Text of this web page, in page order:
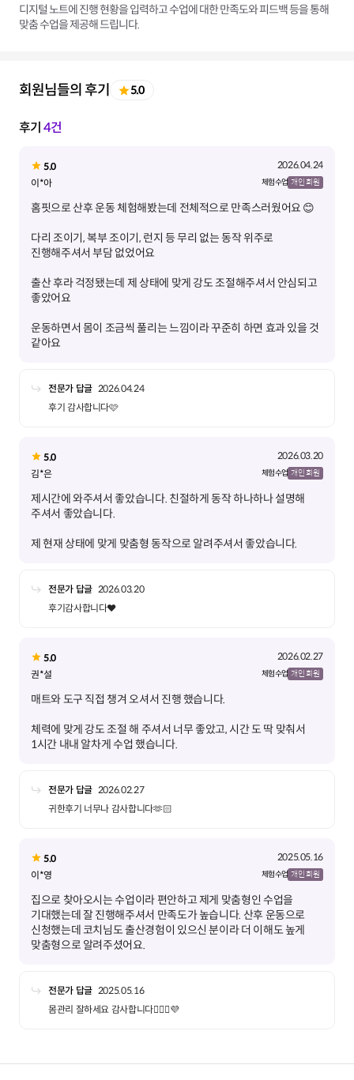
디지털 노트에 진행 현황을 입력하고 수업에 대한 만족도와 피드백 등을 통해
맞춤 수업을 제공해 드립니다.
회원님들의 후기 5.0
후기 4건
5.0
2026.04.24
이*아
체험 수업 개인 회원
다리 조이기, 복부 조이기, 런지 등 무리 없는 동작 위주로
출산 후라 걱정됐는데 제 상태에 맞게 강도 조절해주셔서 안심되고
운동하면서 몸이 조금씩 풀리는 느낌이라 꾸준히 하면 효과 있을 것
같아요
전문가 답글 2026.04.24
후기 감사합니다🩷
5.0
2026.03.20
김*은
체험 수업 개인 회원
제시간에 와주셔서 좋았습니다. 친절하게 동작 하나하나 설명해
제 현재 상태에 맞게 맞춤형 동작으로 알려주셔서 좋았습니다.
전문가 답글 2026.03.20
후기감사합니다❤️
5.0
2026.02.27
권*설
체험 수업 개인 회원
체력에 맞게 강도 조절 해 주셔서 너무 좋았고, 시간 도 딱 맞춰서
1시간 내내 알차게 수업 했습니다.
전문가 답글 2026.02.27
귀한후기 너무나 감사합니다🫶🏻
5.0
2025.05.16
이*영
체험 수업 개인 회원
집으로 찾아오시는 수업이라 편안하고 제게 맞춤형인 수업을
기대했는데 잘 진행해주셔서 만족도가 높습니다. 산후 운동으로
신청했는데 코치님도 출산경험이 있으신 분이라 더 이해도 높게
맞춤형으로 알려주셨어요.
전문가 답글 2025.05.16
몸관리 잘하세요 감사합니다🙆🏻‍♀️💜